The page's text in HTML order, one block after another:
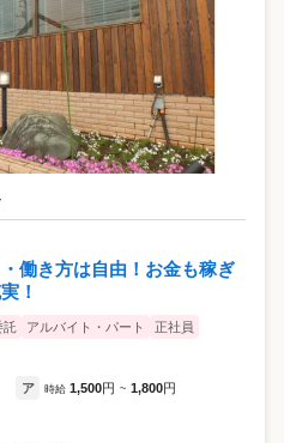
働き方は自由！お金も稼ぎ
！
託 アルバイト・パート
正社員
ア 時給 1,500円 ~ 1,800円